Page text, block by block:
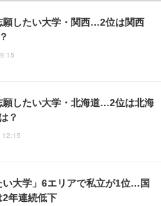
願したい大学・関西…2位は関西
願したい大学・北海道…2位は北海
？
12:15
い大学」6エリアで私立が1位…国
2年連続低下